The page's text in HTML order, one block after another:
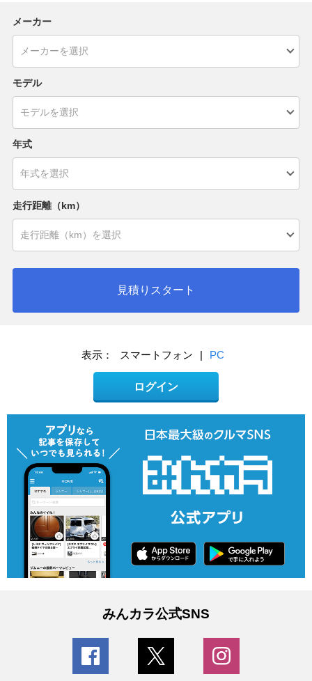
メーカー
モデル
年式
走行距離（km）
見積りスタート
表示： スマートフォン | PC
ログイン
みんカラ公式SNS